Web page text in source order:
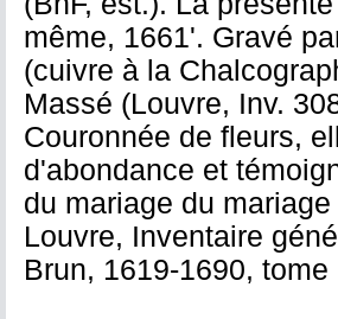
même, 1661'. Gravé
(cuivre à la
Massé (Louvre, Inv.
Couronnée de fleurs,
d'abondance et
du mariage du
Louvre, Inventaire
Brun, 1619-1690,